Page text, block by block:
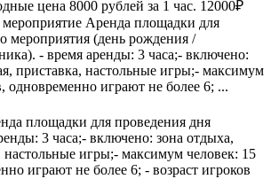
цена 8000 рублей за 1 час. 12000₽
Аренда площадки для
мероприятия (день рождения /
- время аренды: 3 часа;- включено:
приставка, настольные игры;- максимум
одновременно играют не более 6; ...
площадки для проведения дня
3 часа;- включено: зона отдыха,
настольные игры;- максимум человек: 15
играют не более 6; - возраст игроков